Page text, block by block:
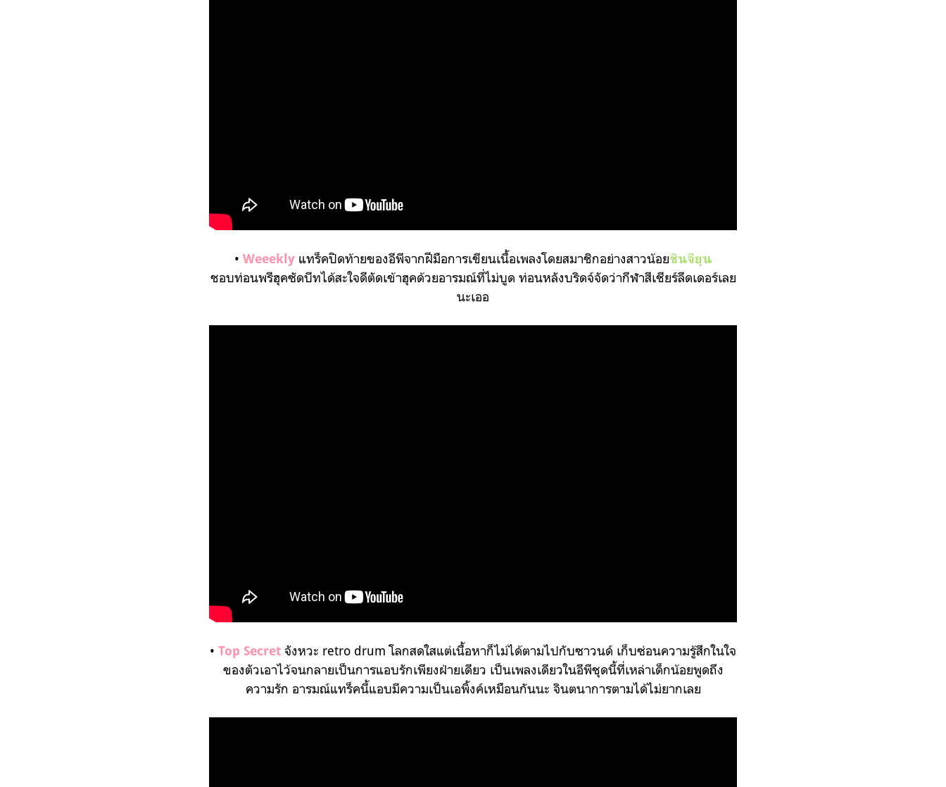
• Weeekly แทร็คปิดท้ายของอีพีจากฝีมือการเขียนเนื้อเพลงโดยสมาชิกอย่างสาวน้อยชินจียุน
ชอบท่อนพรีฮุคซัดบีทได้สะใจดีตัดเข้าฮุคด้วยอารมณ์ที่ไม่บูด ท่อนหลังบริดจ์จัดว่ากีฬาสีเชียร์ลีดเดอร์เลย
นะเออ
• Top Secret จังหวะ retro drum โลกสดใสแต่เนื้อหาก็ไม่ได้ตามไปกับซาวนด์ เก็บซ่อนความรู้สึกในใจ
ของตัวเอาไว้จนกลายเป็นการแอบรักเพียงฝ่ายเดียว เป็นเพลงเดียวในอีพีชุดนี้ที่เหล่าเด็กน้อยพูดถึง
ความรัก อารมณ์แทร็คนี้แอบมีความเป็นเอพิ้งค์เหมือนกันนะ จินตนาการตามได้ไม่ยากเลย